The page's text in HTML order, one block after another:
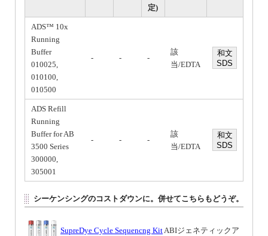
定)
ADS™ 10x
Running
Buffer
010025,
010100,
010500
- - -
該
当/EDTA
和文
SDS
ADS Refill
Running
Buffer for AB
3500 Series
300000,
305001
- - -
該
当/EDTA
和文
SDS
シーケンシングのコストダウンに。併せてこちらもどうぞ。
SupreDye Cycle Sequencng KitABIジェネティックア